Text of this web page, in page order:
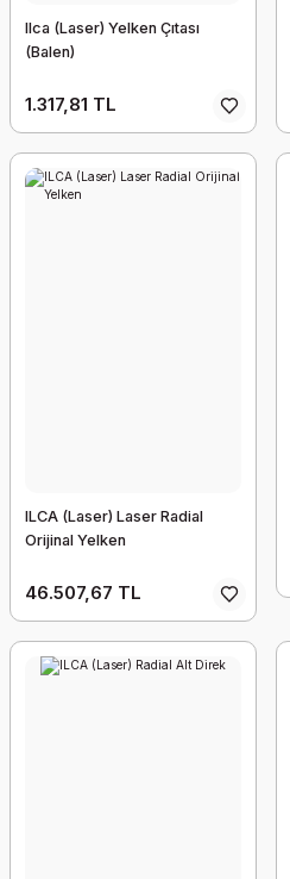
Ilca (Laser) Yelken Çıtası
(Balen)
1.317,81 TL
ILCA (Laser) Laser Radial
Orijinal Yelken
46.507,67 TL